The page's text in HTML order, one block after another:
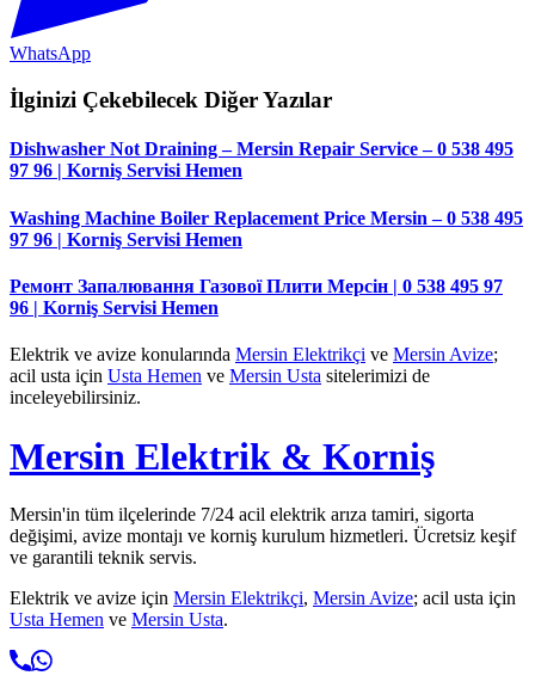
WhatsApp
İlginizi Çekebilecek Diğer Yazılar
Dishwasher Not Draining – Mersin Repair Service – 0 538 495
97 96 | Korniş Servisi Hemen
Washing Machine Boiler Replacement Price Mersin – 0 538 495
97 96 | Korniş Servisi Hemen
Ремонт Запалювання Газової Плити Мерсін | 0 538 495 97
96 | Korniş Servisi Hemen
Elektrik ve avize konularında Mersin Elektrikçi ve Mersin Avize;
acil usta için Usta Hemen ve Mersin Usta sitelerimizi de
inceleyebilirsiniz.
Mersin Elektrik & Korniş
Mersin'in tüm ilçelerinde 7/24 acil elektrik arıza tamiri, sigorta
değişimi, avize montajı ve korniş kurulum hizmetleri. Ücretsiz keşif
ve garantili teknik servis.
Elektrik ve avize için Mersin Elektrikçi, Mersin Avize; acil usta için
Usta Hemen ve Mersin Usta.